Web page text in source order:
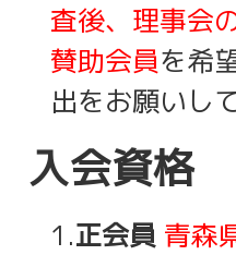
査後、理事会
賛助会員を希
出をお願いし
入会資格
1.正会員 青森